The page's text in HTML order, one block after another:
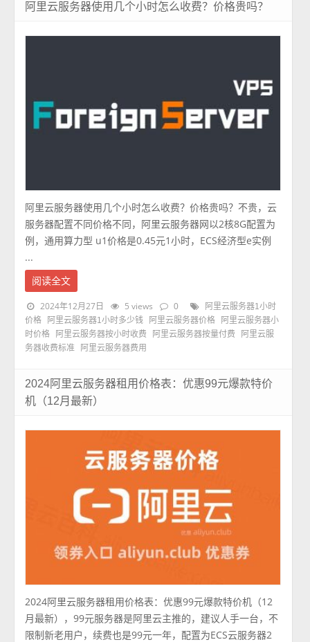
阿里云服务器使用几个小时怎么收费？价格贵吗？
阿里云服务器使用几个小时怎么收费？价格贵吗？不贵，云
服务器配置不同价格不同，阿里云服务器网以2核8G配置为
例，通用算力型 u1价格是0.45元1小时，ECS经济型e实例
...
阅读全文
2024年12月27日 5 views 0
阿里云服务器1小时
价格
阿里云服务器1小时多少钱 阿里云服务器价格
阿里云服务器小
时价格
阿里云服务器按小时收费 阿里云服务器按量付费
阿里云服
务器收费标准
阿里云服务器费用
2024阿里云服务器租用价格表：优惠99元爆款特价
机（12月最新）
2024阿里云服务器租用价格表：优惠99元爆款特价机（12
月最新），99元服务器是阿里云主推的，建议人手一台，不
限制新老用户，续费也是99元一年，配置为ECS云服务器2